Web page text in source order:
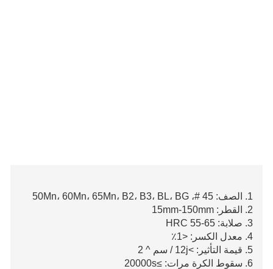
1. الصف: 45 #، 50Mn، 60Mn، 65Mn، B2، B3، BL، BG
2. القطر: 15mm-150mm
3. صلابة: HRC 55-65
4. معدل الكسر: <1٪
5. قيمة التأثير: >12j / سم ^ 2
6. سقوط الكرة مرات: ≥20000s